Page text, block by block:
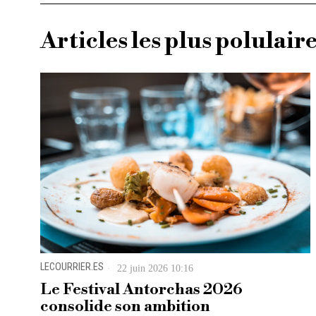
Articles les plus
LECOURRIER.ES 22 juin 2026 10:16
Le Festival Antorchas 2026
consolide son ambition